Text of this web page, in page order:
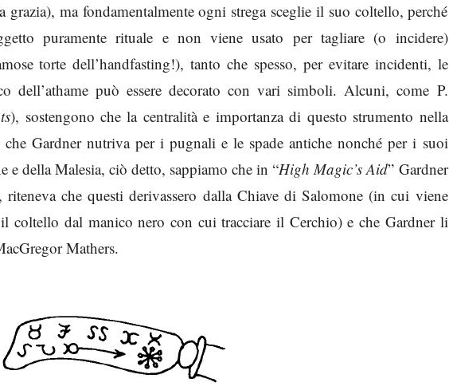
grazia), ma fondamentalmente ogni strega sceglie il suo coltello, perché
puramente rituale e non viene usato per tagliare (o incidere)
torte dell’handfasting!), tanto che spesso, per evitare incidenti, le
può essere decorato con vari simboli. Alcuni, come P.
), sostengono che la centralità e importanza di questo strumento nella
che Gardner nutriva per i pugnali e le spade antiche nonché per i suoi
e della Malesia, ciò detto, sappiamo che in “High Magic’s Aid” Gardner
che questi derivassero dalla Chiave di Salomone (in cui viene
coltello dal manico nero con cui tracciare il Cerchio) e che Gardner li
Mathers.